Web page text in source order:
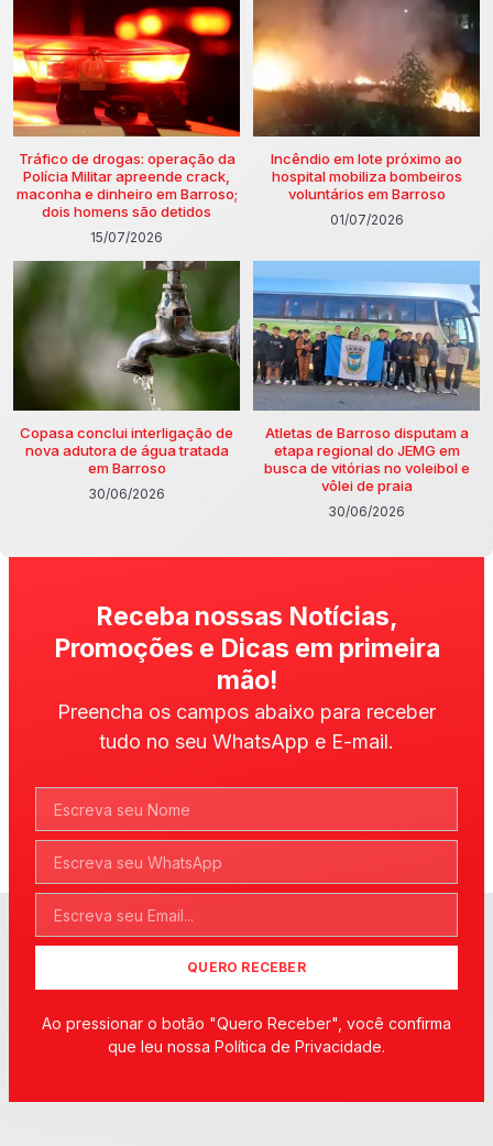
Tráfico de drogas: operação da
Polícia Militar apreende crack,
maconha e dinheiro em Barroso;
dois homens são detidos
15/07/2026
Incêndio em lote próximo ao
hospital mobiliza bombeiros
voluntários em Barroso
01/07/2026
Copasa conclui interligação de
nova adutora de água tratada
em Barroso
30/06/2026
Atletas de Barroso disputam a
etapa regional do JEMG em
busca de vitórias no voleibol e
vôlei de praia
30/06/2026
Receba nossas Notícias,
Promoções e Dicas em primeira
mão!
Preencha os campos abaixo para receber
tudo no seu WhatsApp e E-mail.
QUERO RECEBER
Ao pressionar o botão "Quero Receber", você confirma
que leu nossa Política de Privacidade.